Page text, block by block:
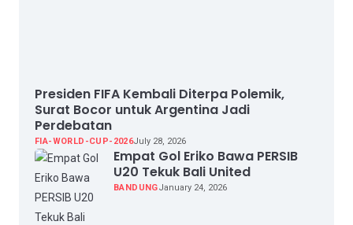
Presiden FIFA Kembali Diterpa Polemik,
Surat Bocor untuk Argentina Jadi
Perdebatan
FIA-WORLD-CUP-2026July 28, 2026
Empat Gol Eriko Bawa PERSIB
U20 Tekuk Bali United
BANDUNGJanuary 24, 2026